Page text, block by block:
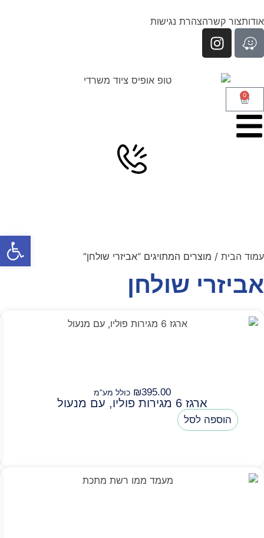
אודותצור קשרהצהרת נגישות
0
עמוד הבית / מוצרים המתויגים “אביזרי שולחן”
אביזרי שולחן
₪395.00 כולל מע"מ
ארגז 6 מגירות פוליו, עם מנעול
הוספה לסל
פתח